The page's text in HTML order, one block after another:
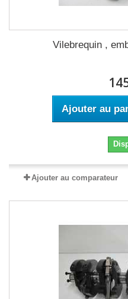
Vilebrequin ,
Ajouter au
Ajouter au comparateur